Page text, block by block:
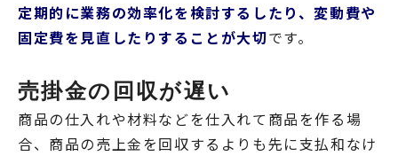
定期的に業務の効率化を検討するしたり、変動費や
固定費を見直したりすることが大切です。
売掛金の回収が遅い
商品の仕入れや材料などを仕入れて商品を作る場
合、商品の売上金を回収するよりも先に支払和なけ